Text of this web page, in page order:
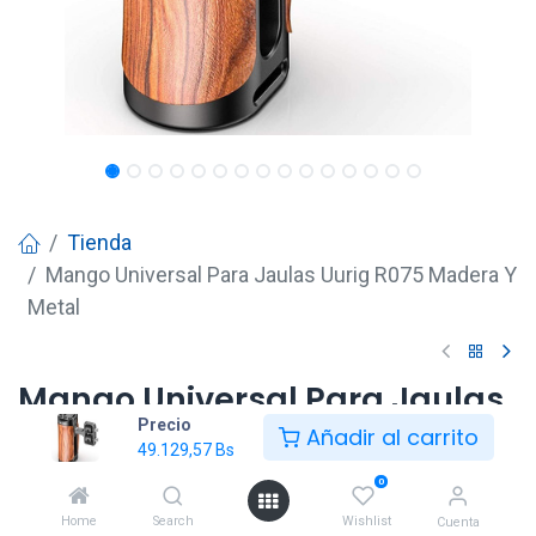
Precio
49.129,57Bs Añadir al carrito
Home Search
0
Wishlist Cuenta
Tienda
Mango Universal Para Jaulas Uurig R075 Madera Y
Metal
Mango Universal Para Jaulas
Uurig R075 Madera Y Metal
49.129,57 Bs